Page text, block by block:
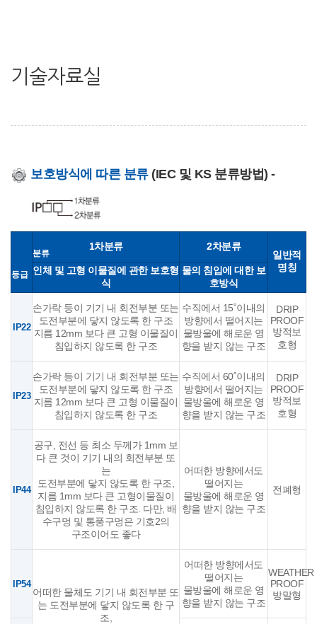
기술자료실
보호방식에 따른 분류(IEC 및 KS 분류방법) -
등급
분류
1차분류 2차분류
일반적
명칭
인체 및 고형 이물질에 관한 보호형
식
물의 침입에 대한 보
호방식
IP22
손가락 등이 기기 내 회전부분 또는
도전부분에 닿지 않도록 한 구조
지름 12mm 보다 큰 고형 이물질이
침입하지 않도록 한 구조
수직에서 15˚이내의
방향에서 떨어지는
물방울에 해로운 영
향을 받지 않는 구조
DRIP
PROOF
방적보
호형
IP23
손가락 등이 기기 내 회전부분 또는
도전부분에 닿지 않도록 한 구조
지름 12mm 보다 큰 고형 이물질이
침입하지 않도록 한 구조
수직에서 60˚이내의
방향에서 떨어지는
물방울에 해로운 영
향을 받지 않는 구조
DRIP
PROOF
방적보
호형
IP44
공구, 전선 등 최소 두께가 1mm 보
다 큰 것이 기기 내의 회전부분 또
는
도전부분에 닿지 않도록 한 구조,
지름 1mm 보다 큰 고형이물질이
침입하지 않도록 한 구조. 다만, 배
수구멍 및 통풍구멍은 기호2의
구조이어도 좋다
어떠한 방향에서도
떨어지는
물방울에 해로운 영
향을 받지 않는 구조
전폐형
IP54
어떠한 물체도 기기 내 회전부분 또
는 도전부분에 닿지 않도록 한 구
조,
어떠한 방향에서도
떨어지는
물방울에 해로운 영
향을 받지 않는 구조
WEATHER
PROOF
방말형